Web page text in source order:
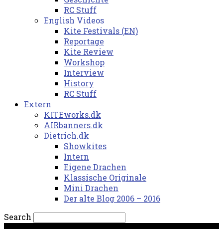
RC Stuff
English Videos
Kite Festivals (EN)
Reportage
Kite Review
Workshop
Interview
History
RC Stuff
Extern
KITEworks.dk
AIRbanners.dk
Dietrich.dk
Showkites
Intern
Eigene Drachen
Klassische Originale
Mini Drachen
Der alte Blog 2006 – 2016
Search